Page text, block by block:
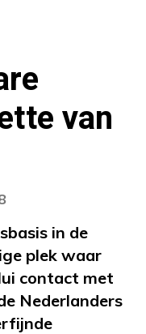
van
in de
plek waar
contact met
Nederlanders